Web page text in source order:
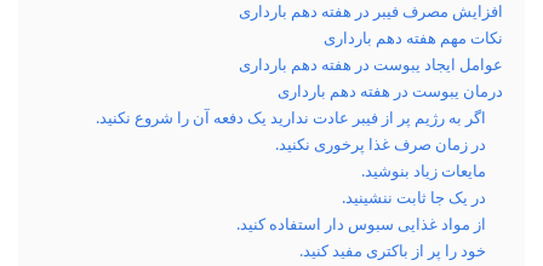
افزایش مصرف فیبر در هفته دهم بارداری
نکات مهم هفته دهم بارداری
عوامل ایجاد یبوست در هفته دهم بارداری
درمان یبوست در هفته دهم بارداری
اگر به رژیم پر از فیبر عادت ندارید یک دفعه آن را شروع نکنید.
در زمان صرف غذا پرخوری نکنید.
مایعات زیاد بنوشید.
در یک جا ثابت ننشینید.
از مواد غذایی سبوس دار استفاده کنید.
خود را پر از باکتری مفید کنید.